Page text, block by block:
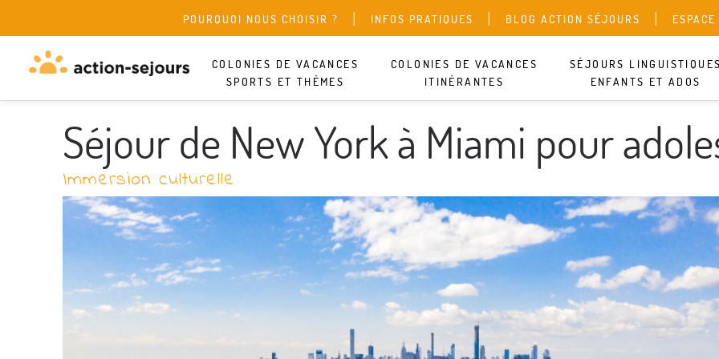
POURQUOI NOUS CHOISIR ? INFOS PRATIQUES BLOG ACTION SÉJOURS
COLONIES DE VACANCES
SPORTS ET THÈMES
COLONIES DE VACANCES
ITINÉRANTES
SÉJOURS LINGUISTIQUES
ENFANTS ET ADOS
Ce centre n’a pas de
trop vite : découvrez
plaire.
SÉJOUR
SÉJOUR
COLONIE
Immersion culturelle
Séjour de New York à Miami pour